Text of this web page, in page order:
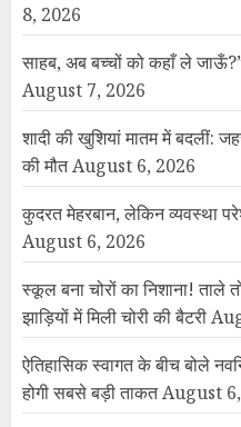
8, 2026
साहब, अब बच्चों को कहाँ ले
August 7, 2026
शादी की खुशियां मातम में बदलीं:
की मौतAugust 6, 2026
कुदरत मेहरबान, लेकिन व्यवस्था
August 6, 2026
स्कूल बना चोरों का निशाना!
झाड़ियों में मिली चोरी की बैटरी
ऐतिहासिक स्वागत के बीच बोले
होगी सबसे बड़ी ताकतAugust